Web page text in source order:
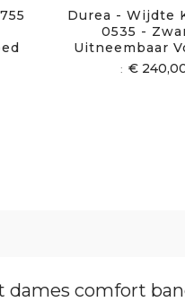
Durea - Wijdte
0535 -
Uitneembaar
€
dames comfort